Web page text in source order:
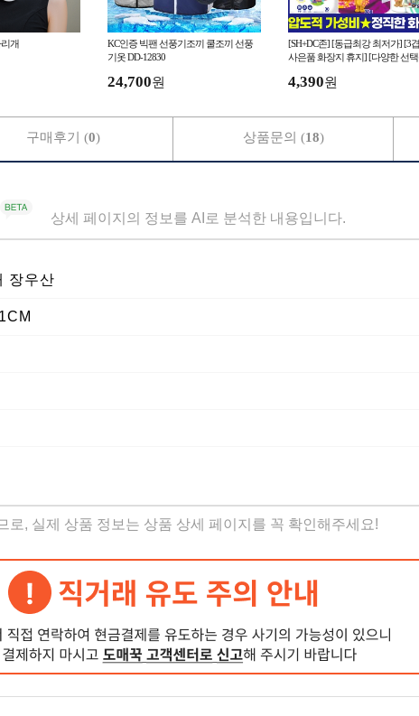
개
KC인증 빅팬 선풍기조끼 쿨조끼 선풍
기옷 DD-12830
24,700원
[SH+DC존] [동급최강 최저가] [3
사은품 화장지 휴지] [다양한 선
4,390원
상세 페이지의 정보를 AI로 분석한 내용입니다.
장우산
로, 실제 상품 정보는 상품 상세 페이지를 꼭 확인해주세요!
구매후기 (0) 상품문의 (18)